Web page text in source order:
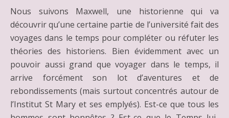
Nous suivons Maxwell, une historienne qui va
découvrir qu’une certaine partie de l’université fait des
voyages dans le temps pour compléter ou réfuter les
théories des historiens. Bien évidemment avec un
pouvoir aussi grand que voyager dans le temps, il
arrive forcément son lot d’aventures et de
rebondissements (mais surtout concentrés autour de
l’Institut St Mary et ses emplyés). Est-ce que tous les